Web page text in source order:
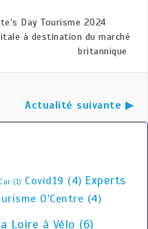
Day Tourisme 2024
à destination du marché
britannique
Actualité suivante ▶
(1) Covid19 (4) Experts
O'Centre (4)
Loire à Vélo (6)